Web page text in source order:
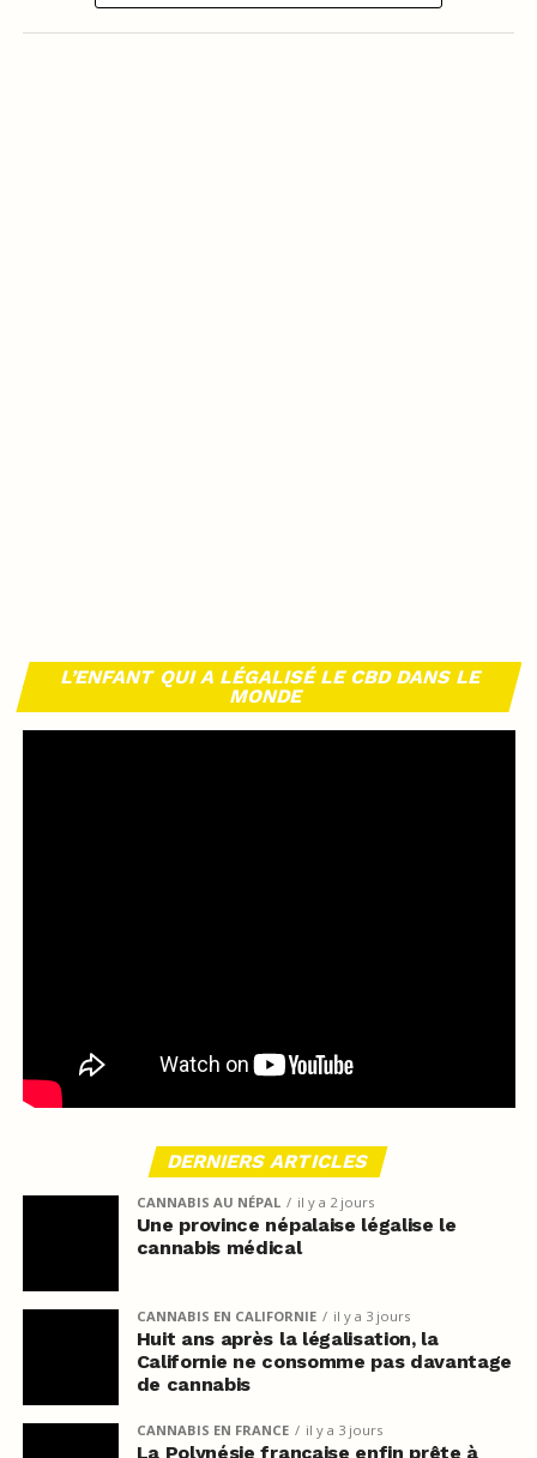
L’ENFANT QUI A LÉGALISÉ LE CBD DANS LE
MONDE
DERNIERS ARTICLES
CANNABIS AU NÉPAL il y a 2 jours
Une province népalaise légalise le
cannabis médical
CANNABIS EN CALIFORNIE il y a 3 jours
Huit ans après la légalisation, la
Californie ne consomme pas davantage
de cannabis
CANNABIS EN FRANCE il y a 3 jours
La Polynésie française enfin prête à